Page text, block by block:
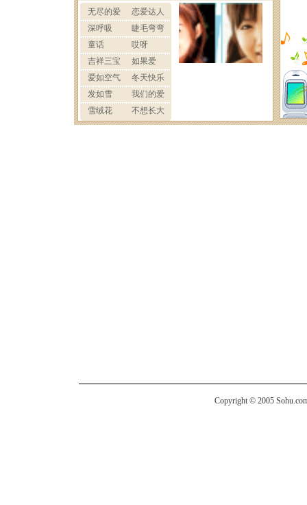
Copyright © 2005